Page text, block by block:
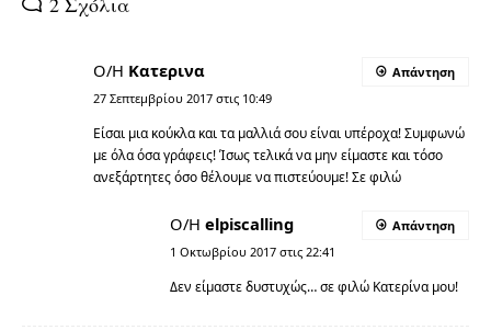
Ο/Η Κατερινα
27 Σεπτεμβρίου 2017 στις 10:49
Είσαι μια κούκλα και τα μαλλιά σου είναι υπέροχα! Συμφωνώ
με όλα όσα γράφεις! Ίσως τελικά να μην είμαστε και τόσο
ανεξάρτητες όσο θέλουμε να πιστεύουμε! Σε φιλώ
Απάντηση
Ο/Η elpiscalling
1 Οκτωβρίου 2017 στις 22:41
Δεν είμαστε δυστυχώς… σε φιλώ Κατερίνα μου!
Απάντηση